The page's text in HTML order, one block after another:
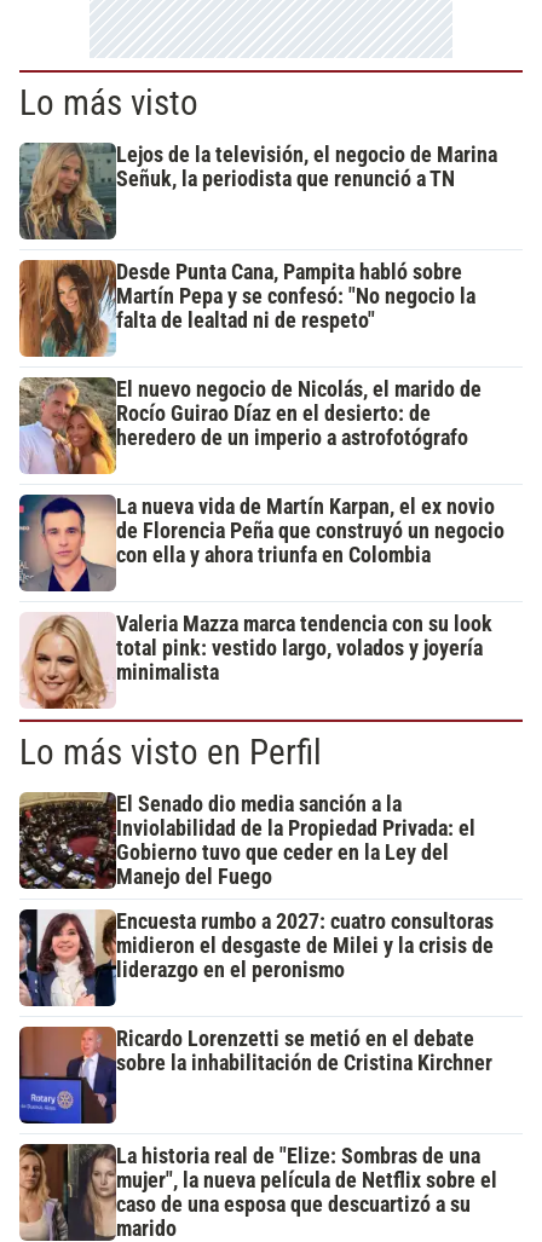
Lo más visto
Lejos de la televisión, el negocio de Marina
Señuk, la periodista que renunció a TN
Desde Punta Cana, Pampita habló sobre
Martín Pepa y se confesó: "No negocio la
falta de lealtad ni de respeto"
El nuevo negocio de Nicolás, el marido de
Rocío Guirao Díaz en el desierto: de
heredero de un imperio a astrofotógrafo
La nueva vida de Martín Karpan, el ex novio
de Florencia Peña que construyó un negocio
con ella y ahora triunfa en Colombia
Valeria Mazza marca tendencia con su look
total pink: vestido largo, volados y joyería
minimalista
Lo más visto en Perfil
El Senado dio media sanción a la
Inviolabilidad de la Propiedad Privada: el
Gobierno tuvo que ceder en la Ley del
Manejo del Fuego
Encuesta rumbo a 2027: cuatro consultoras
midieron el desgaste de Milei y la crisis de
liderazgo en el peronismo
Ricardo Lorenzetti se metió en el debate
sobre la inhabilitación de Cristina Kirchner
La historia real de "Elize: Sombras de una
mujer", la nueva película de Netflix sobre el
caso de una esposa que descuartizó a su
marido